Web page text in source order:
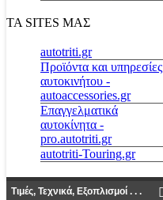
ΤΑ SITES ΜΑΣ
autotriti.gr
Προϊόντα και υπηρεσίες
αυτοκινήτου -
autoaccessories.gr
Επαγγελματικά
αυτοκίνητα -
pro.autotriti.gr
autotriti-Touring.gr